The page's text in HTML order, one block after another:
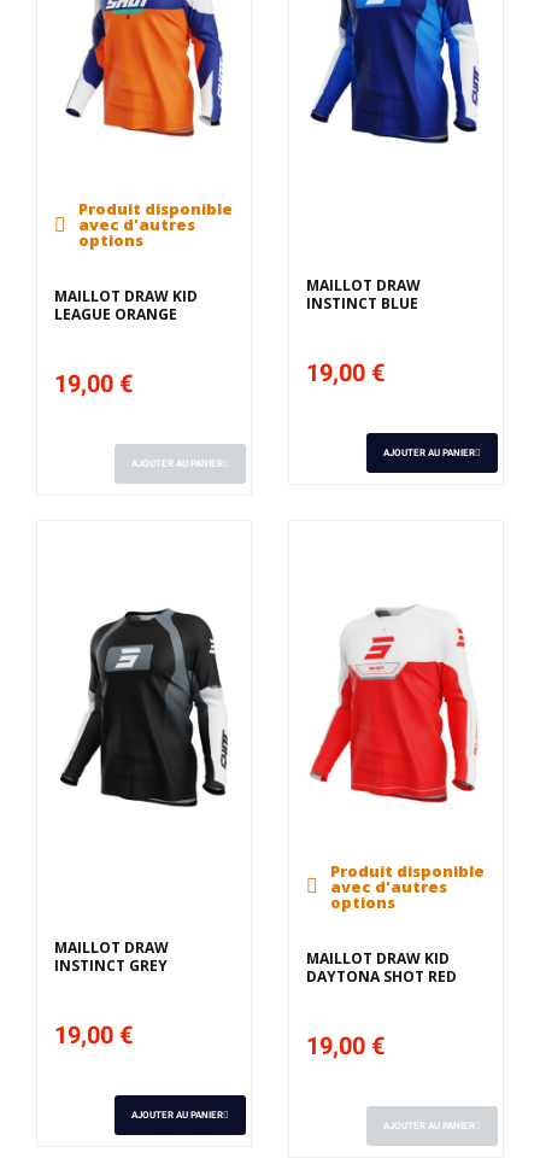
Produit disponible
avec d'autres
options
MAILLOT DRAW KID
LEAGUE ORANGE
19,00 €
AJOUTER AU PANIER
MAILLOT DRAW
INSTINCT BLUE
19,00 €
AJOUTER AU PANIER
MAILLOT DRAW
INSTINCT GREY
19,00 €
AJOUTER AU PANIER
Produit disponible
avec d'autres
options
MAILLOT DRAW KID
DAYTONA SHOT RED
19,00 €
AJOUTER AU PANIER